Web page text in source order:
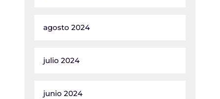
agosto 2024
julio 2024
junio 2024